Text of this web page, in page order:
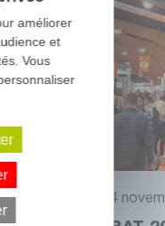
mardi 4
améliorer
et
Vous